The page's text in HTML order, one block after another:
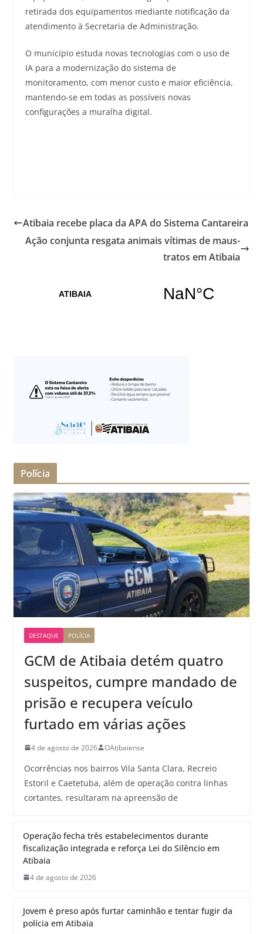
retirada dos equipamentos mediante notificação da
atendimento à Secretaria de Administração.
O município estuda novas tecnologias com o uso de
IA para a modernização do sistema de
monitoramento, com menor custo e maior eficiência,
mantendo-se em todas as possíveis novas
configurações a muralha digital.
Atibaia recebe placa da APA do Sistema Cantareira
Ação conjunta resgata animais vítimas de maus-
tratos em Atibaia
Polícia
DESTAQUE POLÍCIA
GCM de Atibaia detém quatro
suspeitos, cumpre mandado de
prisão e recupera veículo
furtado em várias ações
4 de agosto de 2026 OAtibaiense
Ocorrências nos bairros Vila Santa Clara, Recreio
Estoril e Caetetuba, além de operação contra linhas
cortantes, resultaram na apreensão de
Operação fecha três estabelecimentos durante
fiscalização integrada e reforça Lei do Silêncio em
Atibaia
4 de agosto de 2026
Jovem é preso após furtar caminhão e tentar fugir da
polícia em Atibaia